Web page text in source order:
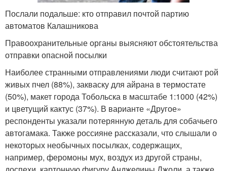
Послали подальше: кто отправил почтой партию
автоматов Калашникова
Правоохранительные органы выясняют обстоятельства
отправки опасной посылки
Наиболее странными отправлениями люди считают рой
живых пчел (88%), закваску для айрана в термостате
(50%), макет города Тобольска в масштабе 1:1000 (42%)
и цветущий кактус (37%). В варианте «Другое»
респонденты указали потерянную деталь для собачьего
автогамака. Также россияне рассказали, что слышали о
некоторых необычных посылках, содержащих,
например, феромоны мух, воздух из другой страны,